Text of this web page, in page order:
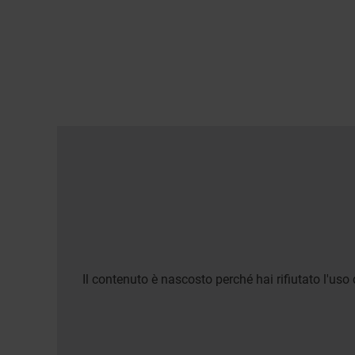
Il contenuto è nascosto perché hai rifiutato l'uso